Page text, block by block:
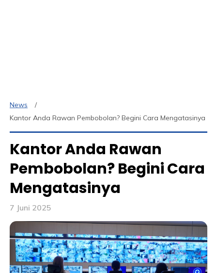
News
Kantor Anda Rawan Pembobolan? Begini Cara Mengatasinya
Kantor Anda Rawan
Pembobolan? Begini Cara
Mengatasinya
7 Juni 2025